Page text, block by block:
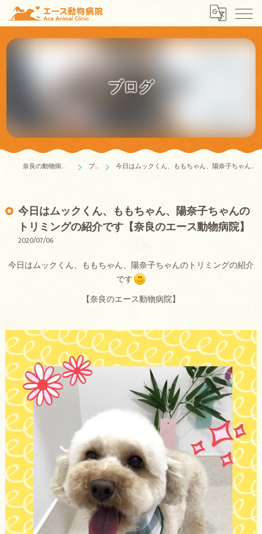
ブログ
奈良の動物病院はエース動物病院 ブログ 今日はムックくん、ももちゃん、陽奈子ちゃんのトリミングの紹介です【奈良のエース動物病院】
今日はムックくん、ももちゃん、陽奈子ちゃんの
トリミングの紹介です【奈良のエース動物病院】
2020/07/06
今日はムックくん、ももちゃん、陽奈子ちゃんのトリミングの紹介
です
【奈良のエース動物病院】